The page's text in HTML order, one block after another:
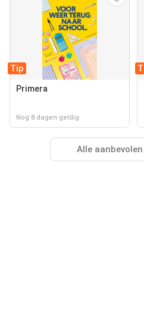
Tip
Primera
Nog 8 dagen geldig
Alle